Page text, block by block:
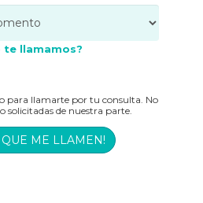
te llamamos?
para llamarte por tu consulta. No
solicitadas de nuestra parte.
QUE ME LLAMEN!